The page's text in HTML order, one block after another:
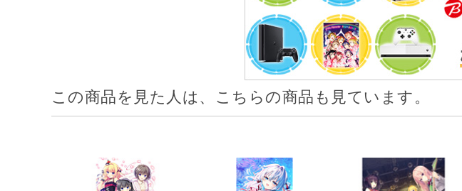
この商品を見た人は、こちらの商品も見ています。